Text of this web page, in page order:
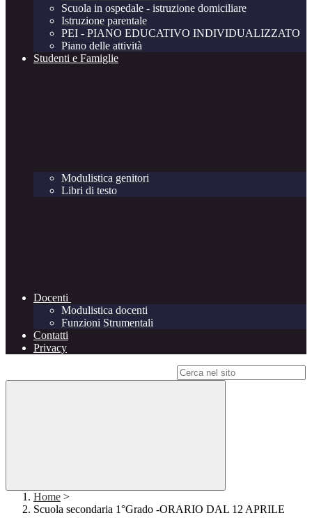
Scuola in ospedale - istruzione domiciliare
Istruzione parentale
PEI - PIANO EDUCATIVO INDIVIDUALIZZATO
Piano delle attività
Studenti e Famiglie
Modulistica genitori
Libri di testo
Docenti
Modulistica docenti
Funzioni Strumentali
Contatti
Privacy
Home >
Scuola secondaria 1°Grado -ORARIO DAL 12 APRILE